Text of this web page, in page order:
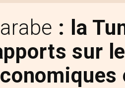
: la
sur